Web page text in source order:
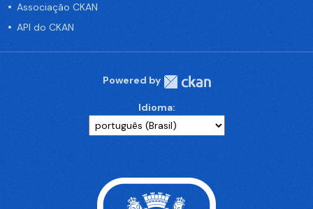
Associação CKAN
API do CKAN
Powered by
Idioma